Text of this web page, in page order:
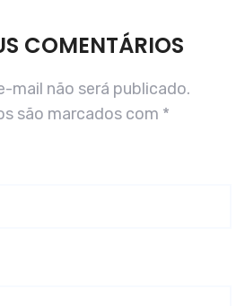
COMENTÁRIOS
mail não será publicado.
são marcados com *